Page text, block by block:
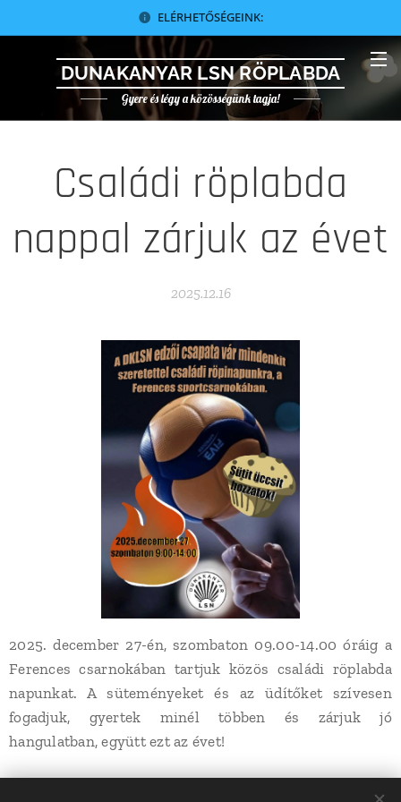
ELÉRHETŐSÉGEINK:
DUNAKANYAR LSN RÖPLABDA
Gyere és légy a közösségünk tagja!
Családi röplabda
nappal zárjuk az évet
2025.12.16
2025. december 27-én, szombaton 09.00-14.00 óráig a
Ferences csarnokában tartjuk közös családi röplabda
napunkat. A süteményeket és az üdítőket szívesen
fogadjuk, gyertek minél többen és zárjuk jó
hangulatban, együtt ezt az évet!